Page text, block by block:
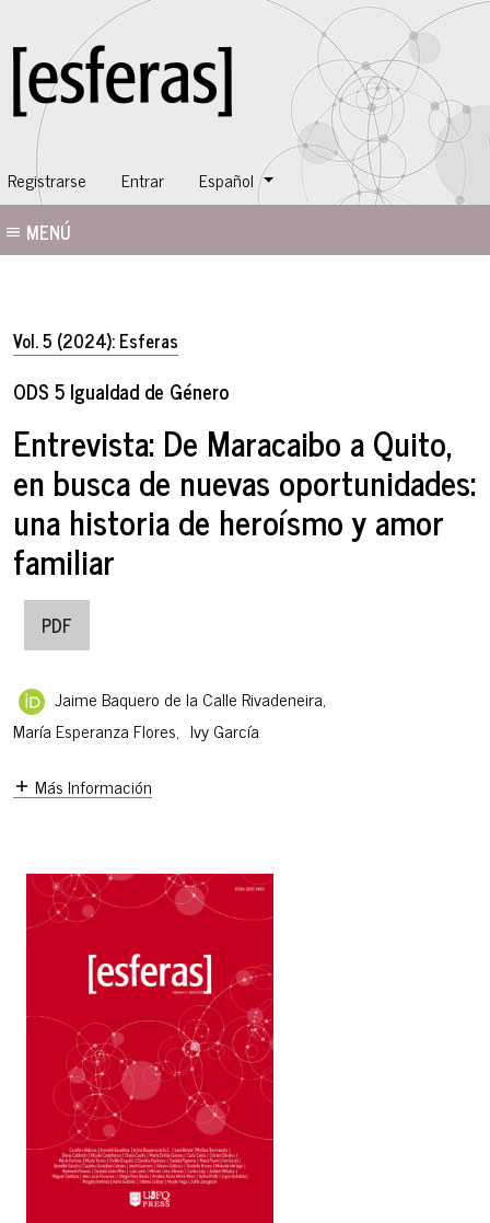
Registrarse Entrar Cambiar el idioma. El idioma actual es:
Español
MENÚ
Vol. 5 (2024): Esferas
ODS 5 Igualdad de Género
Entrevista: De Maracaibo a Quito,
en busca de nuevas oportunidades:
una historia de heroísmo y amor
familiar
PDF
Jaime Baquero de la Calle Rivadeneira,
María Esperanza Flores, Ivy García
Más Información